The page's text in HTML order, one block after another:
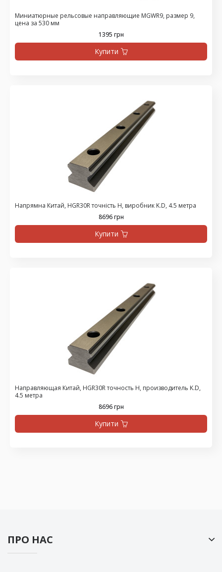
Миниатюрные рельсовые направляющие MGWR9, размер 9,
цена за 530 мм
1395 грн
Купити
Напрямна Китай, HGR30R точність H, виробник K.D, 4.5 метра
8696 грн
Купити
Направляющая Китай, HGR30R точность H, производитель K.D,
4.5 метра
8696 грн
Купити
ПРО НАС